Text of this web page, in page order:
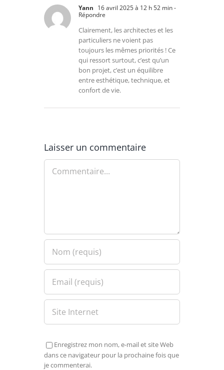
Yann 16 avril 2025 à 12 h 52 min-
Répondre
Clairement, les architectes et les
particuliers ne voient pas
toujours les mêmes priorités ! Ce
qui ressort surtout, c’est qu’un
bon projet, c’est un équilibre
entre esthétique, technique, et
confort de vie.
Laisser un commentaire
Commentaire
Enregistrez mon nom, e-mail et site Web
dans ce navigateur pour la prochaine fois que
je commenterai.